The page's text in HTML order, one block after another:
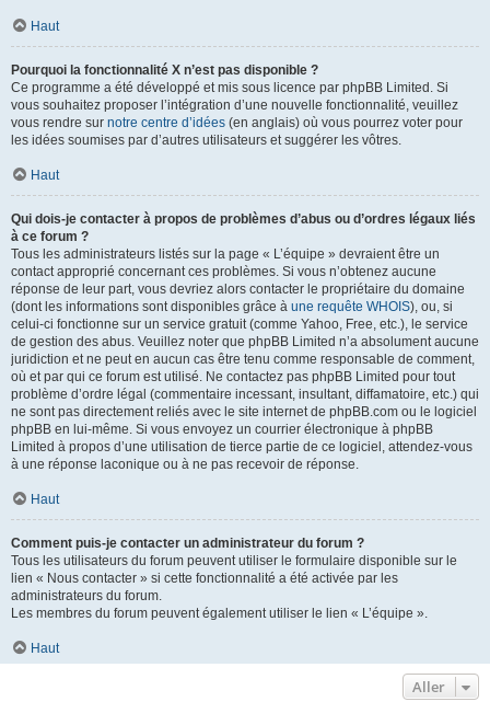
Haut
Pourquoi la fonctionnalité X n’est pas disponible ?
Ce programme a été développé et mis sous licence par phpBB Limited. Si
vous souhaitez proposer l’intégration d’une nouvelle fonctionnalité, veuillez
vous rendre sur notre centre d’idées (en anglais) où vous pourrez voter pour
les idées soumises par d’autres utilisateurs et suggérer les vôtres.
Haut
Qui dois-je contacter à propos de problèmes d’abus ou d’ordres légaux liés
à ce forum ?
Tous les administrateurs listés sur la page « L’équipe » devraient être un
contact approprié concernant ces problèmes. Si vous n’obtenez aucune
réponse de leur part, vous devriez alors contacter le propriétaire du domaine
(dont les informations sont disponibles grâce à une requête WHOIS), ou, si
celui-ci fonctionne sur un service gratuit (comme Yahoo, Free, etc.), le service
de gestion des abus. Veuillez noter que phpBB Limited n’a absolument aucune
juridiction et ne peut en aucun cas être tenu comme responsable de comment,
où et par qui ce forum est utilisé. Ne contactez pas phpBB Limited pour tout
problème d’ordre légal (commentaire incessant, insultant, diffamatoire, etc.) qui
ne sont pas directement reliés avec le site internet de phpBB.com ou le logiciel
phpBB en lui-même. Si vous envoyez un courrier électronique à phpBB
Limited à propos d’une utilisation de tierce partie de ce logiciel, attendez-vous
à une réponse laconique ou à ne pas recevoir de réponse.
Haut
Comment puis-je contacter un administrateur du forum ?
Tous les utilisateurs du forum peuvent utiliser le formulaire disponible sur le
lien « Nous contacter » si cette fonctionnalité a été activée par les
administrateurs du forum.
Les membres du forum peuvent également utiliser le lien « L’équipe ».
Haut
Aller